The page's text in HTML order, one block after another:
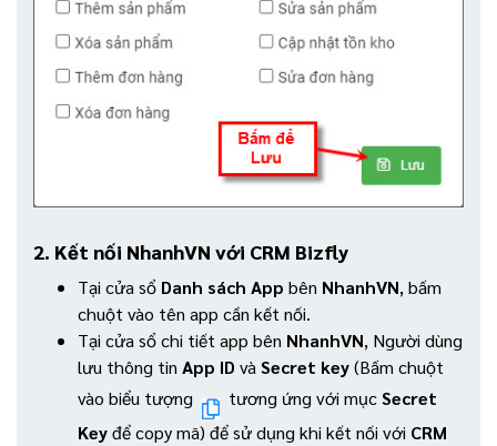
2. Kết nối NhanhVN với CRM Bizfly
Tại cửa sổ Danh sách App bên NhanhVN, bấm
chuột vào tên app cần kết nối.
Tại cửa sổ chi tiết app bên NhanhVN, Người dùng
lưu thông tin App ID và Secret key(Bấm chuột
vào biểu tượng
tương ứng với mụcSecret
Keyđể copy mã) để sử dụng khi kết nối với CRM